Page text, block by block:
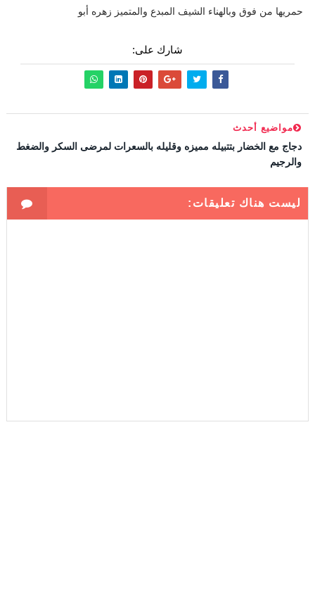
حمريها من فوق وبالهناء الشيف المبدع والمتميز زهره أبو
شارك على:
مواضيع أحدث
دجاج مع الخضار بتتبيله مميزه وقليله بالسعرات لمرضى السكر والضغط
والرجيم
ليست هناك تعليقات: